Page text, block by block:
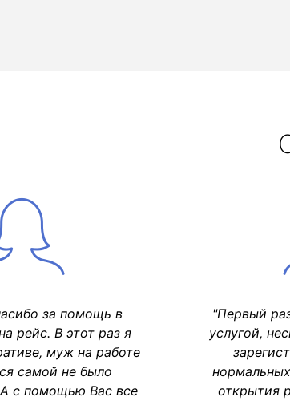
за помощь в
рейс. В этот раз я
муж на работе
самой не было
с помощью Вас все
"Первый
услугой,
открытия